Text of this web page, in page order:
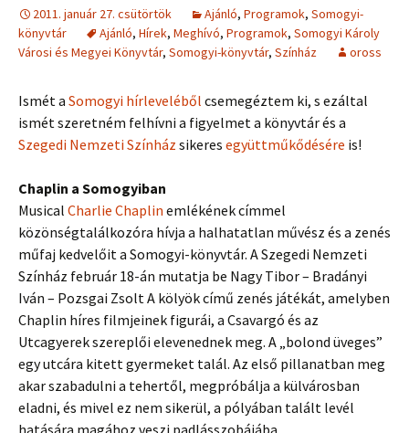
2011. január 27. csütörtök Ajánló, Programok, Somogyi-
könyvtár
Ajánló, Hírek, Meghívó, Programok, Somogyi Károly
Városi és Megyei Könyvtár, Somogyi-könyvtár, Színház oross
Ismét a Somogyi hírleveléből csemegéztem ki, s ezáltal
ismét szeretném felhívni a figyelmet a könyvtár és a
Szegedi Nemzeti Színház sikeres együttműkődésére is!
Chaplin a Somogyiban
Musical Charlie Chaplin emlékének címmel
közönségtalálkozóra hívja a halhatatlan művész és a zenés
műfaj kedvelőit a Somogyi-könyvtár. A Szegedi Nemzeti
Színház február 18-án mutatja be Nagy Tibor – Bradányi
Iván – Pozsgai Zsolt A kölyök című zenés játékát, amelyben
Chaplin híres filmjeinek figurái, a Csavargó és az
Utcagyerek szereplői elevenednek meg. A „bolond üveges”
egy utcára kitett gyermeket talál. Az első pillanatban meg
akar szabadulni a tehertől, megpróbálja a külvárosban
eladni, és mivel ez nem sikerül, a pólyában talált levél
hatására magához veszi padlásszobájába…